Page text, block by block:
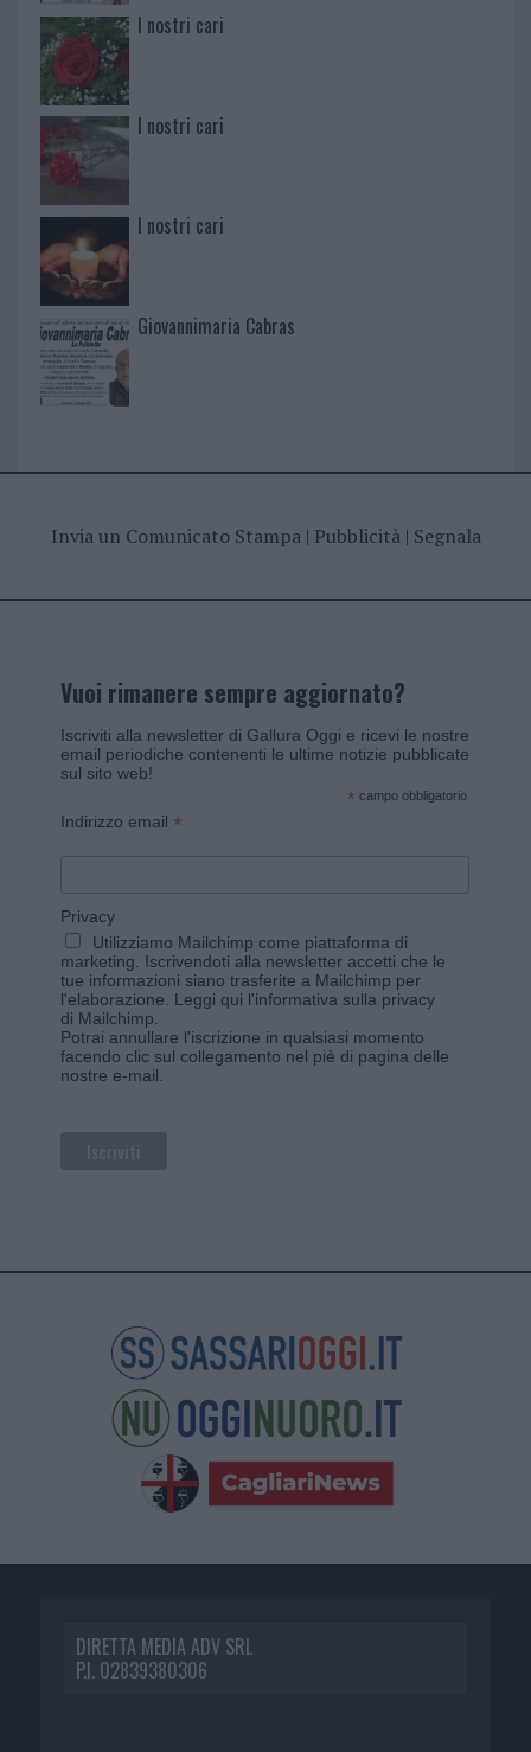
I nostri cari
I nostri cari
I nostri cari
Giovannimaria Cabras
Invia un Comunicato Stampa| Pubblicità| Segnala
Vuoi rimanere sempre aggiornato?
Iscriviti alla newsletter di Gallura Oggi e ricevi le nostre
email periodiche contenenti le ultime notizie pubblicate
sul sito web!
* campo obbligatorio
Indirizzo email *
Privacy
Utilizziamo Mailchimp come piattaforma di
marketing. Iscrivendoti alla newsletter accetti che le
tue informazioni siano trasferite a Mailchimp per
l'elaborazione. Leggi qui l'informativa sulla privacy
di Mailchimp
Potrai annullare l'iscrizione in qualsiasi momento
facendo clic sul collegamento nel piè di pagina delle
nostre e-mail.
DIRETTA MEDIA ADV SRL
P.I. 02839380306